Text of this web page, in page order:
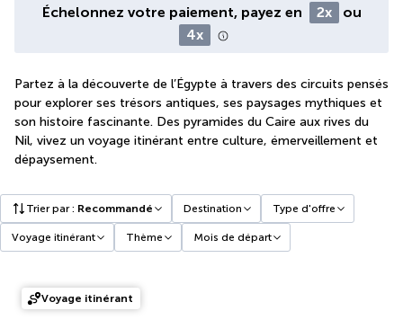
Échelonnez votre paiement, payez en 2x
ou
4x
Partez à la découverte de l’Égypte à travers des circuits pensés
pour explorer ses trésors antiques, ses paysages mythiques et
son histoire fascinante. Des pyramides du Caire aux rives du
Nil, vivez un voyage itinérant entre culture, émerveillement et
dépaysement.
Trier par: Recommandé Destination Type d'offre
Voyage itinérant Thème Mois de départ
Voyage itinérant